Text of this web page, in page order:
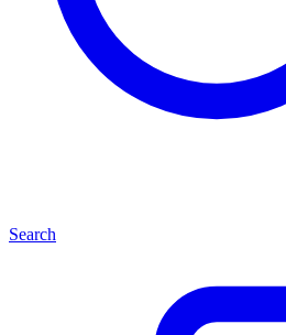
Search